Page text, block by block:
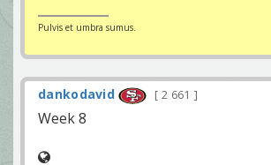
Pulvis et umbra sumus.
dankodavid 2 661
Week 8